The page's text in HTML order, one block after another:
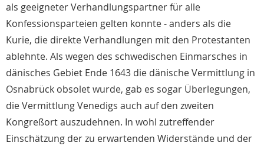
als geeigneter Verhandlungspartner für alle
Konfessionsparteien gelten konnte - anders als die
Kurie, die direkte Verhandlungen mit den Protestanten
ablehnte. Als wegen des schwedischen Einmarsches in
dänisches Gebiet Ende 1643 die dänische Vermittlung in
Osnabrück obsolet wurde, gab es sogar Überlegungen,
die Vermittlung Venedigs auch auf den zweiten
Kongreßort auszudehnen. In wohl zutreffender
Einschätzung der zu erwartenden Widerstände und der